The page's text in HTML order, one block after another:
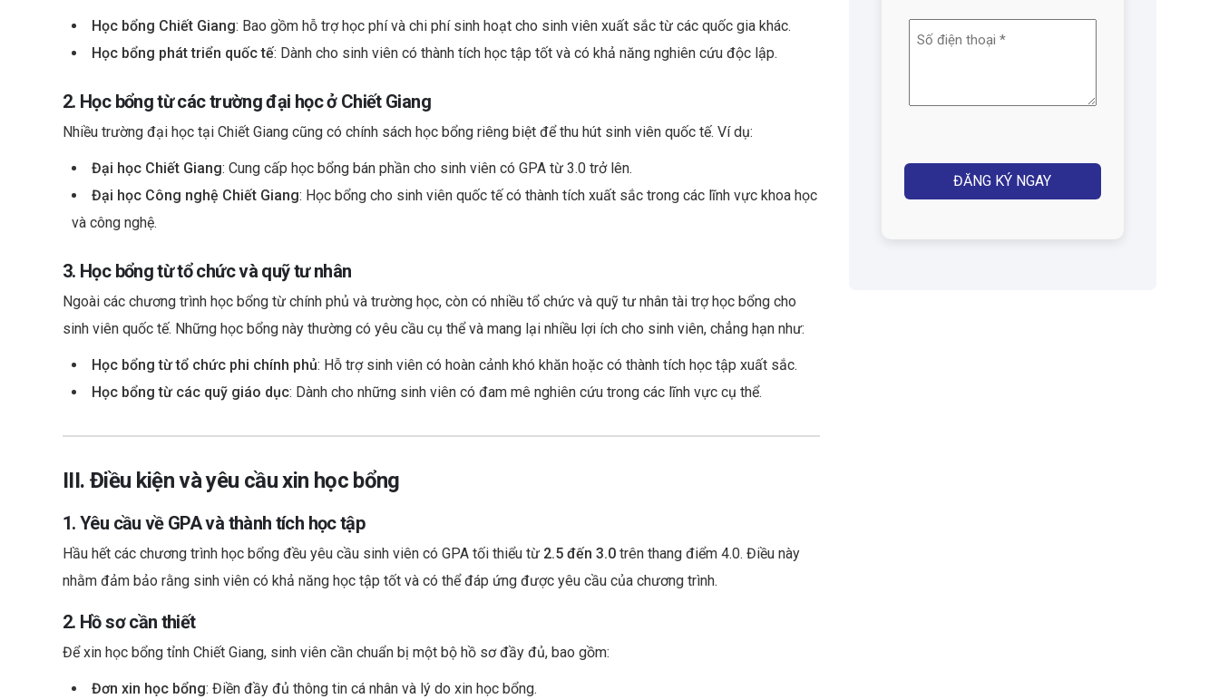
Học bổng Chiết Giang: Bao gồm hỗ trợ học phí và chi phí sinh hoạt cho sinh viên xuất sắc từ các quốc gia khác.
Học bổng phát triển quốc tế: Dành cho sinh viên có thành tích học tập tốt và có khả năng nghiên cứu độc lập.
2. Học bổng từ các trường đại học ở Chiết Giang
Nhiều trường đại học tại Chiết Giang cũng có chính sách học bổng riêng biệt để thu hút sinh viên quốc tế. Ví dụ:
Đại học Chiết Giang: Cung cấp học bổng bán phần cho sinh viên có GPA từ 3.0 trở lên.
Đại học Công nghệ Chiết Giang: Học bổng cho sinh viên quốc tế có thành tích xuất sắc trong các lĩnh vực khoa học
và công nghệ.
3. Học bổng từ tổ chức và quỹ tư nhân
Ngoài các chương trình học bổng từ chính phủ và trường học, còn có nhiều tổ chức và quỹ tư nhân tài trợ học bổng cho
sinh viên quốc tế. Những học bổng này thường có yêu cầu cụ thể và mang lại nhiều lợi ích cho sinh viên, chẳng hạn như:
Học bổng từ tổ chức phi chính phủ: Hỗ trợ sinh viên có hoàn cảnh khó khăn hoặc có thành tích học tập xuất sắc.
Học bổng từ các quỹ giáo dục: Dành cho những sinh viên có đam mê nghiên cứu trong các lĩnh vực cụ thể.
III. Điều kiện và yêu cầu xin học bổng
1. Yêu cầu về GPA và thành tích học tập
Hầu hết các chương trình học bổng đều yêu cầu sinh viên có GPA tối thiểu từ 2.5 đến 3.0 trên thang điểm 4.0. Điều này
nhằm đảm bảo rằng sinh viên có khả năng học tập tốt và có thể đáp ứng được yêu cầu của chương trình.
2. Hồ sơ cần thiết
Để xin học bổng tỉnh Chiết Giang, sinh viên cần chuẩn bị một bộ hồ sơ đầy đủ, bao gồm:
Đơn xin học bổng: Điền đầy đủ thông tin cá nhân và lý do xin học bổng.
email
(Required)
Số